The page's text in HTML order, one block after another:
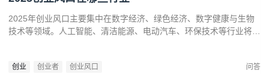
2025年创业风口主要集中在数字经济、绿色经济、数字健康与生物
技术等领域。人工智能、清洁能源、电动汽车、环保技术等行业将迎
住这些前沿趋势，开拓新兴产业，创造商业价值。
创业 创业者 创业风口 问答